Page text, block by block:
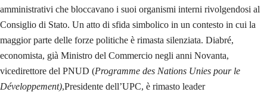
amministrativi che bloccavano i suoi organismi interni rivolgendosi al
Consiglio di Stato. Un atto di sfida simbolico in un contesto in cui la
maggior parte delle forze politiche è rimasta silenziata. Diabré,
economista, già Ministro del Commercio negli anni Novanta,
vicedirettore del PNUD (Programme des Nations Unies pour le
Développement),Presidente dell’UPC, è rimasto leader